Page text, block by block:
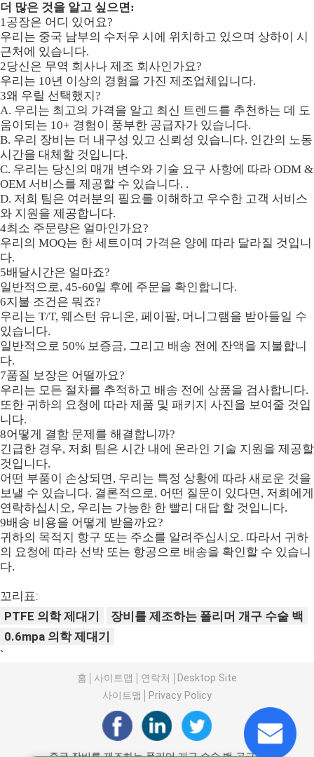
더 많은 것을 알고 싶으면:
1공장은 어디 있어요?
우리는 중국 남부의 수저우 시에 위치하고 있으며 상하이 시
근처에 있습니다.
2당신은 무역 회사나 제조 회사인가요?
우리는 10년 이상의 경험을 가진 제조업체입니다.
3왜 우릴 선택했지?
A. 우리는 최고의 가격을 알고 최신 트렌드를 추천하는 데 도
움이되는 10+ 경험이 풍부한 공급자가 있습니다.
B. 우리 장비는 더 내구성 있고 신뢰성 있습니다. 인간의 노동
시간을 대체할 것입니다.
C. 우리는 당신의 매개 변수와 기술 요구 사항에 따라 ODM &
OEM 서비스를 제공할 수 있습니다. .
D. 저희 팀은 여러분의 필요를 이해하고 우수한 고객 서비스
와 지원을 제공합니다.
4최소 주문량은 얼마인가요?
우리의 MOQ는 한 세트이며 가격은 양에 따라 달라질 것입니
다.
5배달시간은 얼마죠?
일반적으로, 45-60일 후에 주문을 확인합니다.
6지불 조건은 뭐죠?
우리는 T/T, 웨스턴 유니온, 페이팔, 머니그램을 받아들일 수
있습니다.
일반적으로 50% 보증금, 그리고 배송 전에 잔액을 지불합니
다.
7품질 보장은 어떨까요?
우리는 모든 절차를 추적하고 배송 전에 상품을 검사합니다.
또한 귀하의 요청에 따라 제품 및 패키지 사진을 보여줄 것입
니다.
8어떻게 결함 문제를 해결합니까?
긴급한 경우, 저희 팀은 시간 내에 온라인 기술 지원을 제공할
것입니다.
어떤 부품이 손상되면, 우리는 특정 상황에 따라 새로운 것을
보낼 수 있습니다. 결론적으로, 어떤 질문이 있다면, 저희에게
연락하십시오, 우리는 가능한 한 빨리 대답 할 것입니다.
9배송 비용을 어떻게 받을까요?
귀하의 목적지 항구 또는 주소를 알려주십시오. 따라서 귀하
의 요청에 따라 선박 또는 항공으로 배송을 확인할 수 있습니
다.
꼬리표:
PTFE 의학 제대기
장비를 제조하는 폴리머 개구 수술 백
0.6mpa 의학 제대기
`
홈 사이트맵 연락처
Desktop Site
사이트맵
Privacy Policy